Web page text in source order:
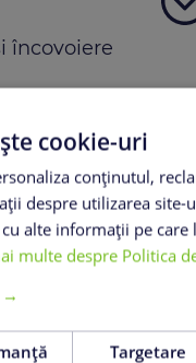
încovoiere
cookie-uri
conținutul,
despre utilizarea
alte informații pe
multe despre Politica
→
Targetare